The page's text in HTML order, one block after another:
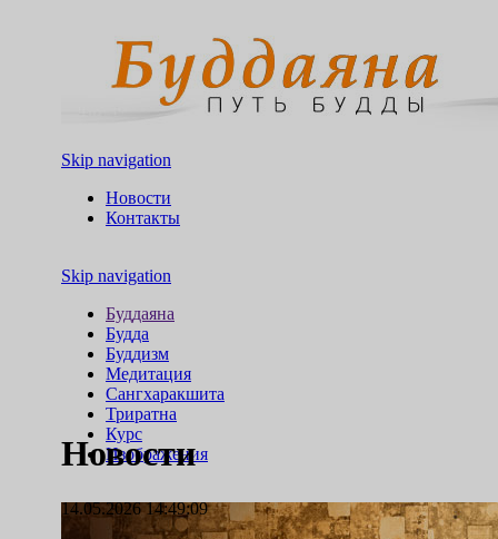
Skip navigation
Новости
Контакты
Skip navigation
Буддаяна
Будда
Буддизм
Медитация
Сангхаракшита
Триратна
Курс
Изображения
Новости
14.05.2026 14:49:09